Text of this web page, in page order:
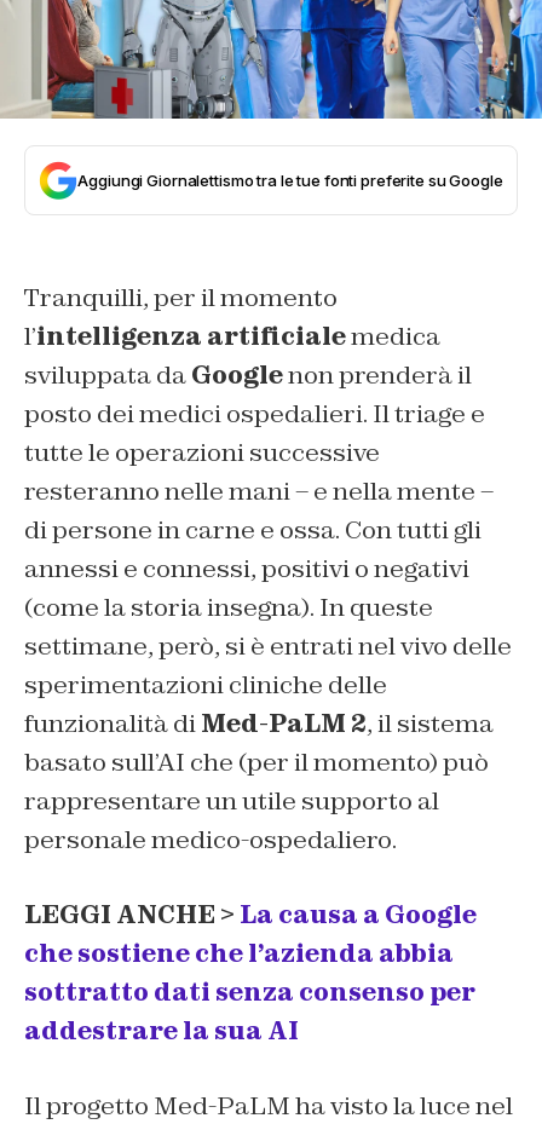
Aggiungi Giornalettismo tra le tue fonti preferite su Google
Tranquilli, per il momento
l’intelligenza artificialemedica
sviluppata daGooglenon prenderà il
posto dei medici ospedalieri. Il triage e
tutte le operazioni successive
resteranno nelle mani – e nella mente –
di persone in carne e ossa. Con tutti gli
annessi e connessi, positivi o negativi
(come la storia insegna). In queste
settimane, però, si è entrati nel vivo delle
sperimentazioni cliniche delle
funzionalità diMed-PaLM 2, il sistema
basato sull’AI che (per il momento) può
rappresentare un utile supporto al
personale medico-ospedaliero.
LEGGI ANCHE > La causa a Google
che sostiene che l’azienda abbia
sottratto dati senza consenso per
addestrare la sua AI
Il progetto Med-PaLM ha visto la luce nel